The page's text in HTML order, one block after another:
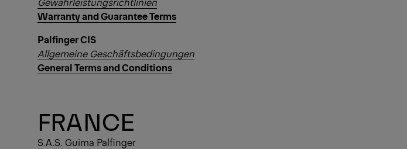
Warranty and Guarantee Terms
Palfinger CIS
Allgemeine Geschäftsbedingungen
General Terms and Conditions
FRANCE
S.A.S. Guima Palfinger